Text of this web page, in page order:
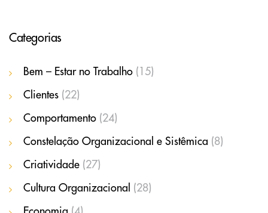
Categorias
Bem – Estar no Trabalho (15)
Clientes (22)
Comportamento (24)
Constelação Organizacional e Sistêmica (8)
Criatividade (27)
Cultura Organizacional (28)